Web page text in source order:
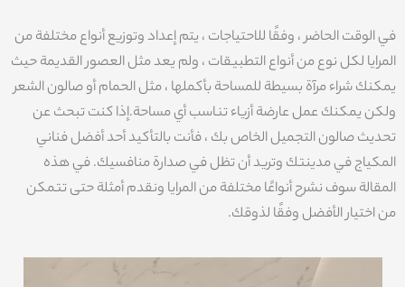
في الوقت الحاضر ، وفقًا للاحتياجات ، يتم إعداد وتوزيع أنواع مختلفة من
المرايا لكل نوع من أنواع التطبيقات ، ولم يعد مثل العصور القديمة حيث
يمكنك شراء مرآة بسيطة للمساحة بأكملها ، مثل الحمام أو صالون الشعر
ولكن يمكنك عمل عارضة أزياء تناسب أي مساحة.إذا كنت تبحث عن
تحديث صالون التجميل الخاص بك ، فأنت بالتأكيد أحد أفضل فناني
المكياج في مدينتك وتريد أن تظل في صدارة منافسيك. في هذه
المقالة سوف نشرح أنواعًا مختلفة من المرايا ونقدم أمثلة حتى تتمكن
من اختيار الأفضل وفقًا لذوقك.